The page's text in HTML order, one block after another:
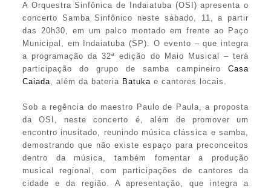
A Orquestra Sinfônica de Indaiatuba (OSI) apresenta o
concerto Samba Sinfônico neste sábado, 11, a partir
das 20h30, em um palco montado em frente ao Paço
Municipal, em Indaiatuba (SP). O evento – que integra
a programação da 32ª edição do Maio Musical – terá
participação do grupo de samba campineiroCasa
Caiada, além da bateria Batukae cantores locais.
Sob a regência do maestro Paulo de Paula, a proposta
da OSI, neste concerto é, além de promover um
encontro inusitado, reunindo música clássica e samba,
demostrando que não existe espaço para preconceitos
dentro da música, também fomentar a produção
musical regional, com participações de cantores da
cidade e da região. A apresentação, que integra a